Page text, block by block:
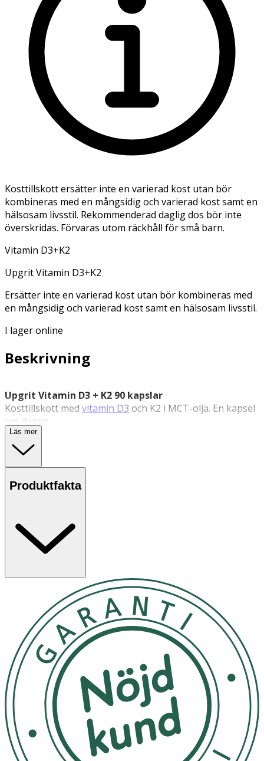
Kosttillskott ersätter inte en varierad kost utan bör
kombineras med en mångsidig och varierad kost samt en
hälsosam livsstil. Rekommenderad daglig dos bör inte
överskridas. Förvaras utom räckhåll för små barn.
Vitamin D3+K2
Upgrit Vitamin D3+K2
Ersätter inte en varierad kost utan bör kombineras med
en mångsidig och varierad kost samt en hälsosam livsstil.
I lager online
Beskrivning
Upgrit Vitamin D3 + K2 90 kapslar
Kosttillskott med vitamin D3 och K2 i MCT-olja. En kapsel
om dagen.
Upgrit Vitamin D3 + K2 innehåller D3-vitamin och K2-
vitamin i en fettlöslig formulering med MCT-olja för
dagligt intag. Vitamin D bidrar till normalt upptag och
utnyttjande av kalcium samt till immunsystemets normala
Näringsämnenas bidrag:
Vitamin D
bidrar till normala kalciumnivåer i blodet
Vitamin D
bidrar till att bibehålla normal
benstomme och normala tänder
·Vitamin Dbidrar till normal muskelfunktion
·
Vitamin D bidrar till immunsystemets normala
funktion
·
Vitamin D
har en roll i celldelningsprocessen
·
Vitamin K
bidrar till normal blodkoagulation
·Vitamin Kbidrar till att bibehålla normal benstomme
Läs mer
Produktfakta